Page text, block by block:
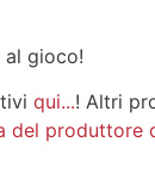
gioco!
qui...! Altri
del produttore